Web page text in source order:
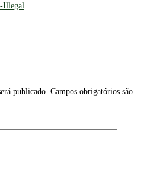
Illegal
publicado. Campos obrigatórios são